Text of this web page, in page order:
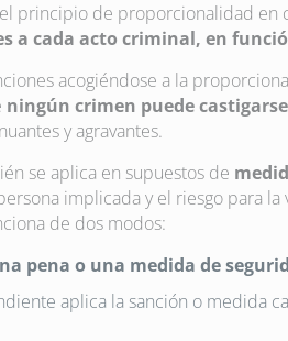
principio de proporcionalidad en
a cada acto criminal, en
acogiéndose a la
ningún crimen puede
y agravantes.
se aplica en supuestos de
implicada y el riesgo para
de dos modos:
pena o una medida de
aplica la sanción o medida